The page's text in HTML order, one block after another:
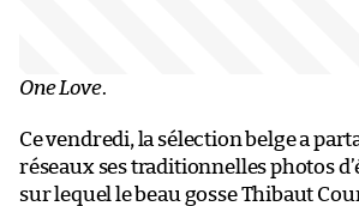
One Love.
Ce vendredi, la sélection belge a
réseaux ses traditionnelles photos
sur lequel le beau gosse Thibaut